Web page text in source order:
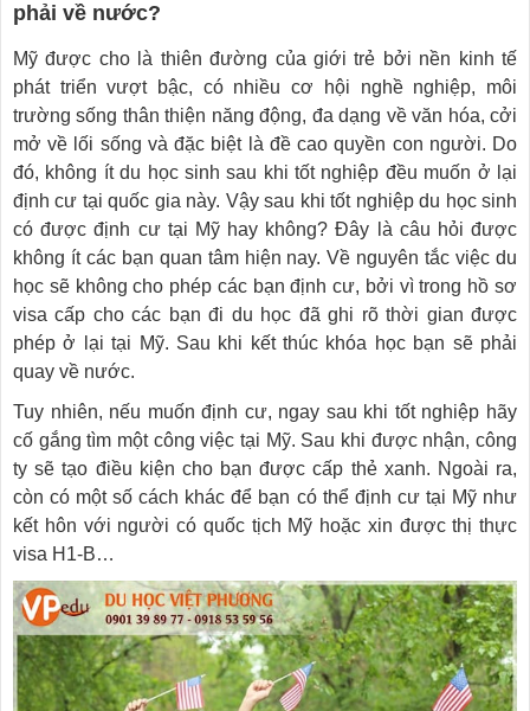
phải về nước?
Mỹ được cho là thiên đường của giới trẻ bởi nền kinh tế
phát triển vượt bậc, có nhiều cơ hội nghề nghiệp, môi
trường sống thân thiện năng động, đa dạng về văn hóa, cởi
mở về lối sống và đặc biệt là đề cao quyền con người. Do
đó, không ít du học sinh sau khi tốt nghiệp đều muốn ở lại
định cư tại quốc gia này. Vậy sau khi tốt nghiệp du học sinh
có được định cư tại Mỹ hay không? Đây là câu hỏi được
không ít các bạn quan tâm hiện nay. Về nguyên tắc việc du
học sẽ không cho phép các bạn định cư, bởi vì trong hồ sơ
visa cấp cho các bạn đi du học đã ghi rõ thời gian được
phép ở lại tại Mỹ. Sau khi kết thúc khóa học bạn sẽ phải
quay về nước.
Tuy nhiên, nếu muốn định cư, ngay sau khi tốt nghiệp hãy
cố gắng tìm một công việc tại Mỹ. Sau khi được nhận, công
ty sẽ tạo điều kiện cho bạn được cấp thẻ xanh. Ngoài ra,
còn có một số cách khác để bạn có thể định cư tại Mỹ như
kết hôn với người có quốc tịch Mỹ hoặc xin được thị thực
visa H1-B…